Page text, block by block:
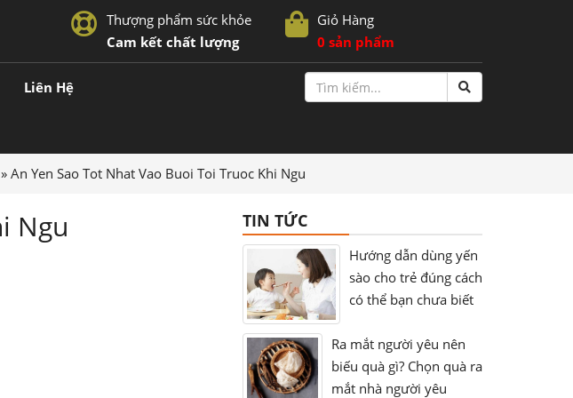
Thượng phẩm sức khỏe
Cam kết chất lượng
Giỏ Hàng
0 sản phẩm
Liên Hệ
» An Yen Sao Tot Nhat Vao Buoi Toi Truoc Khi Ngu
Ngu TIN TỨC
Hướng dẫn dùng yến
sào cho trẻ đúng cách
có thể bạn chưa biết
Ra mắt người yêu nên
biếu quà gì? Chọn quà ra
mắt nhà người yêu